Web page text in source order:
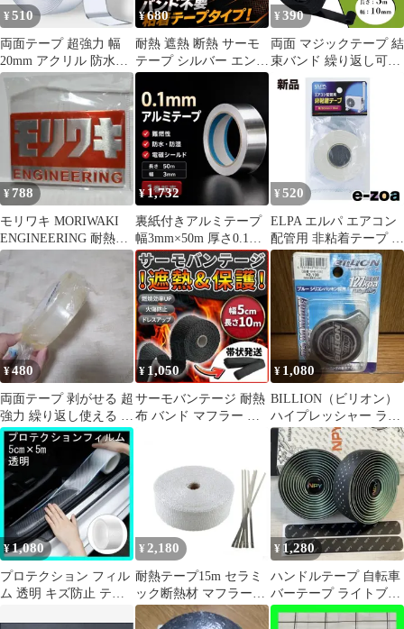
¥510
両面テープ 超強力 幅
20mm アクリル 防水用
3m DIY 透明 魔法テー
プ
¥680
耐熱 遮熱 断熱 サーモ
テープ シルバー エンジ
ン マフラー ダクト 熱
害対策 汎用
¥ 390
両面 マジックテープ 結
束バンド 繰り返し可能
配線整理 自由にカット
配線まとめ ケーブル固
定 線収納 荷物梱包 強
力 耐熱 超ロング
10mmx5m
¥ 788
モリワキ MORIWAKI
ENGINEERING 耐熱ア
ルミステッカー
¥1,732
裏紙付きアルミテープ
幅3mm×50m 厚さ0.1mm
強粘着 防水 耐熱 難
¥ 520
ELPA エルパ エアコン
配管用 非粘着テープ ア
イボリー KT-50H IV
(2662038)
¥480
両面テープ 剥がせる 超
強力 繰り返し使える 洗
濯可能 テープ
¥ 1,050
サーモバンテージ 耐熱
布 バンド マフラー パ
¥ 1,080
BILLION（ビリオン）
ハイプレッシャー ラジ
エターキャップ
¥1,080
プロテクション フィル
ム 透明 キズ防止 テー
¥ 2,180
耐熱テープ15m セラミ
ック断熱材 マフラーガ
ード 耐熱サーモバンテ
¥ 1,280
ハンドルテープ 自転車
バーテープ ライトブル
ー 水色